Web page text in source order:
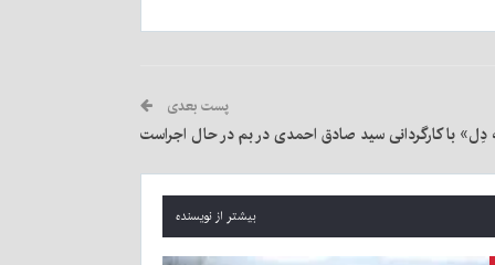
پست بعدی
دِل» با کارگردانی سید صادق احمدی در بم در حال اجراست
بیشتر از نویسنده